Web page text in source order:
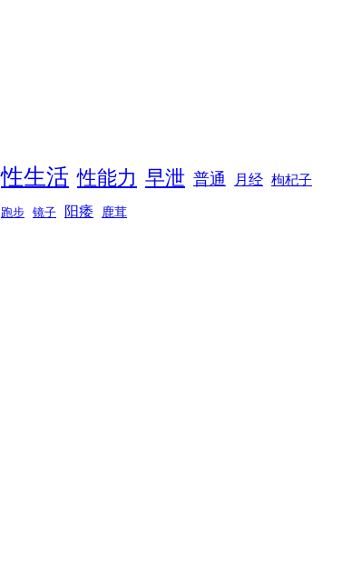
性生活 性能力 早泄 普通 月经 枸杞子
跑步 镜子 阳痿 鹿茸